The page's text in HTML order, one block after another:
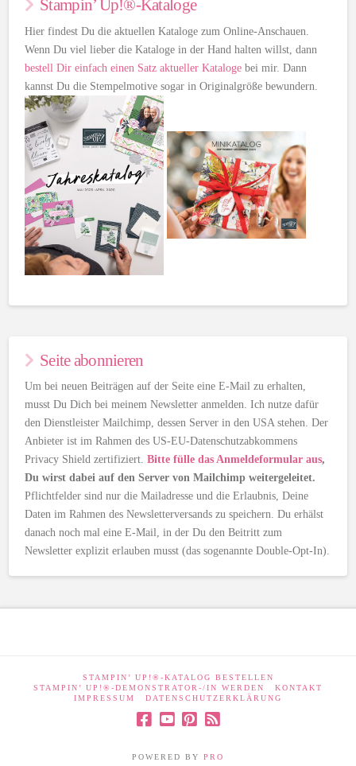
Stampin’ Up!®-Kataloge
Hier findest Du die aktuellen Kataloge zum Online-Anschauen.
Wenn Du viel lieber die Kataloge in der Hand halten willst, dann
bestell Dir einfach einen Satz aktueller Kataloge bei mir. Dann
kannst Du die Stempelmotive sogar in Originalgröße bewundern.
Seite abonnieren
Um bei neuen Beiträgen auf der Seite eine E-Mail zu erhalten,
musst Du Dich bei meinem Newsletter anmelden. Ich nutze dafür
den Dienstleister Mailchimp, dessen Server in den USA stehen. Der
Anbieter ist im Rahmen des US-EU-Datenschutzabkommens
Privacy Shield zertifiziert.Bitte fülle das Anmeldeformular aus,
Du wirst dabei auf den Server von Mailchimp weitergeleitet.
Pflichtfelder sind nur die Mailadresse und die Erlaubnis, Deine
Daten im Rahmen des Newsletterversands zu speichern. Du erhälst
danach noch mal eine E-Mail, in der Du den Beitritt zum
Newsletter explizit erlauben musst (das sogenannte Double-Opt-In).
STAMPIN’ UP!®-KATALOG BESTELLEN
STAMPIN’ UP!®-DEMONSTRATOR-/IN WERDEN
KONTAKT
IMPRESSUM
DATENSCHUTZERKLÄRUNG
POWERED BY PRO